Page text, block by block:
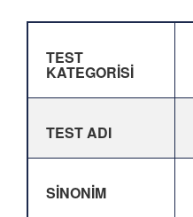
TEST
KATEGORİSİ
TEST ADI
SİNONİM